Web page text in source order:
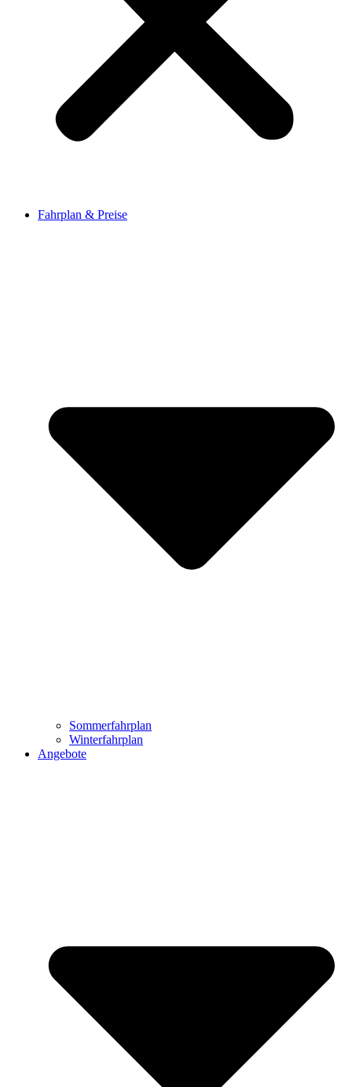
Fahrplan & Preise
Sommerfahrplan
Winterfahrplan
Angebote